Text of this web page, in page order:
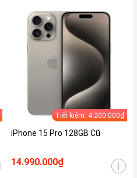
Tiết kiệm: 4.200.000₫
iPhone 15 Pro 128GB Cũ
14.990.000₫